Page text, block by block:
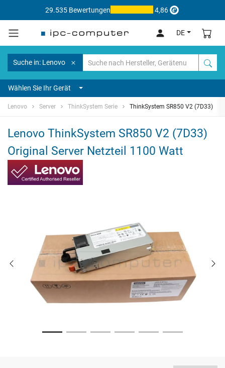
29.535 Bewertungen 4,86
DE
Suche in: Lenovo
Wählen Sie Ihr Gerät
Lenovo Server ThinkSystem Serie ThinkSystem SR850 V2 (7D33)
Lenovo ThinkSystem SR850 V2 (7D33)
Original Server Netzteil 1100 Watt